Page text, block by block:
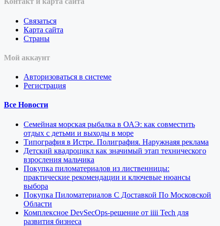
Связаться
Карта сайта
Страны
Мой аккаунт
Авторизоваться в системе
Регистрация
Все Новости
Семейная морская рыбалка в ОАЭ: как совместить
отдых с детьми и выходы в море
Типография в Истре. Полиграфия. Наружнаяя реклама
Детский квадроцикл как значимый этап технического
взросления мальчика
Покупка пиломатериалов из лиственницы:
практические рекомендации и ключевые нюансы
выбора
Покупка Пиломатериалов С Доставкой По Московской
Области
Комплексное DevSecOps-решение от iiii Tech для
развития бизнеса